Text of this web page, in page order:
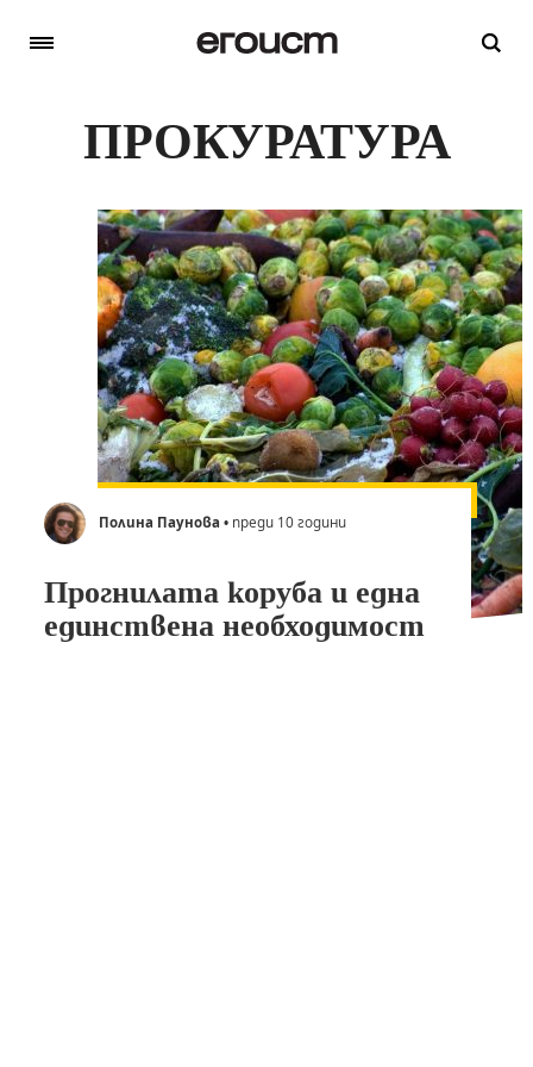
ПРОКУРАТУРА
Полина Паунова • преди 10 години
Прогнилата коруба и една
единствена необходимост